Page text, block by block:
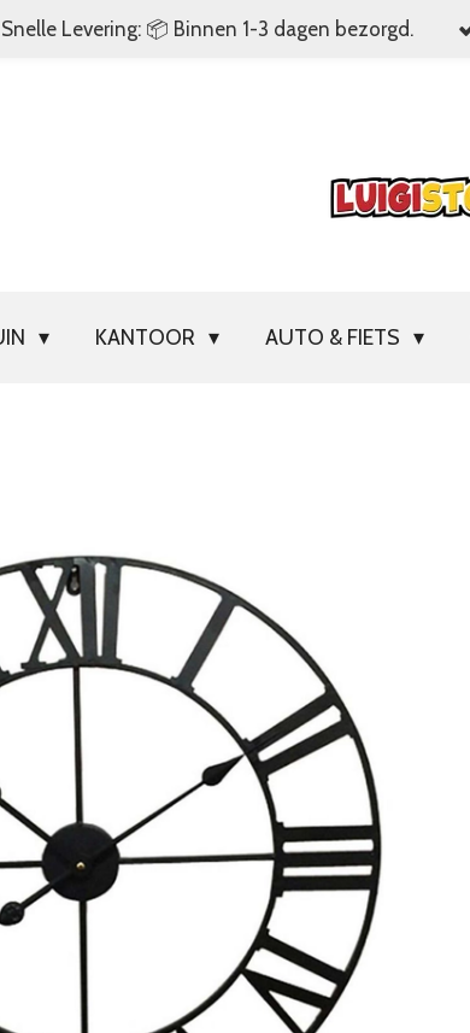
Snelle Levering: 📦 Binnen 1-3 dagen bezorgd.
KANTOOR AUTO & FIETS